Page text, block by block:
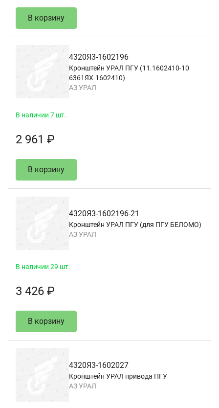
В корзину
4320Я3-1602196
Кронштейн УРАЛ ПГУ (11.1602410-10
6361ЯХ-1602410)
АЗ УРАЛ
В наличии 7 шт.
2 961 ₽
В корзину
4320Я3-1602196-21
Кронштейн УРАЛ ПГУ (для ПГУ БЕЛОМО)
АЗ УРАЛ
В наличии 29 шт.
3 426 ₽
В корзину
4320Я3-1602027
Кронштейн УРАЛ привода ПГУ
АЗ УРАЛ